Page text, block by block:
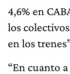
4,6% en
los
en los
“En cuanto